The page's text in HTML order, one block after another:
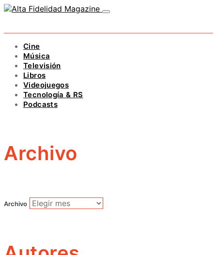
Cine
Música
Televisión
Libros
Videojuegos
Tecnología & RS
Podcasts
Archivo
Archivo